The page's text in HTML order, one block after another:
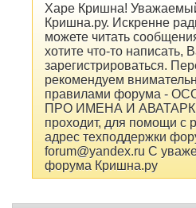
Харе Кришна!
Кришна.ру. Искренне
можете читать
хотите что-то написать,
зарегистрироваться.
рекомендуем
правилами форума -
ПРО ИМЕНА И
проходит, для помощи с
адрес техподдержки
forum@yandex.ru С
форума Кришна.ру